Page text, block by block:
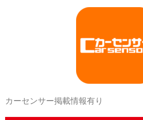
カーセンサー掲載情報有り